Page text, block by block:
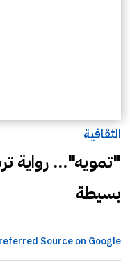
الثقافية
"تمويه"... رواية
بسيطة
Source on Google